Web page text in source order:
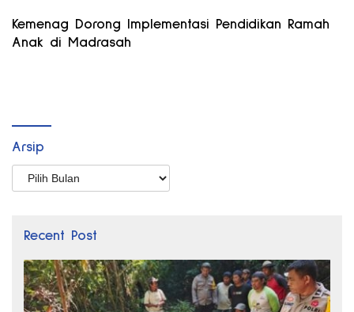
Kemenag Dorong Implementasi Pendidikan Ramah
Anak di Madrasah
Arsip
Arsip
Recent Post